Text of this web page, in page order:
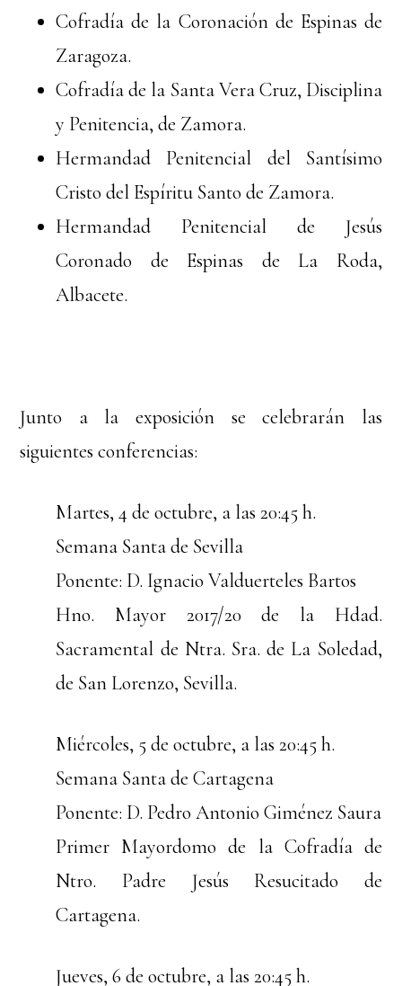
Cofradía de la Coronación de Espinas de
Zaragoza.
Cofradía de la Santa Vera Cruz, Disciplina
y Penitencia, de Zamora.
Hermandad Penitencial del Santísimo
Cristo del Espíritu Santo de Zamora.
Hermandad Penitencial de Jesús
Coronado de Espinas de La Roda,
Albacete.
Junto a la exposición se celebrarán las
siguientes conferencias:
Martes, 4 de octubre, a las 20:45 h.
Semana Santa de Sevilla
Ponente: D. Ignacio Valduerteles Bartos
Hno. Mayor 2017/20 de la Hdad.
Sacramental de Ntra. Sra. de La Soledad,
de San Lorenzo, Sevilla.
Miércoles, 5 de octubre, a las 20:45 h.
Semana Santa de Cartagena
Ponente: D. Pedro Antonio Giménez Saura
Primer Mayordomo de la Cofradía de
Ntro. Padre Jesús Resucitado de
Cartagena.
Jueves, 6 de octubre, a las 20:45 h.